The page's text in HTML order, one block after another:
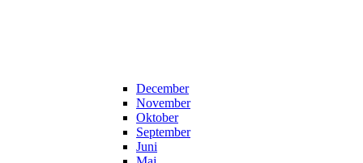
December
November
Oktober
September
Juni